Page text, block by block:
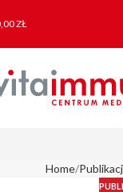
ZŁ
Home